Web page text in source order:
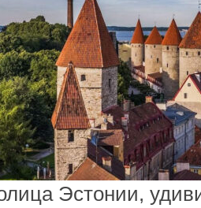
Эстонии,